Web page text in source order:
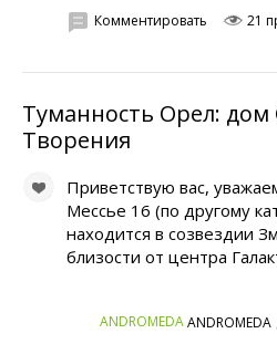
Комментировать 21
Туманность Орел: дом
Творения
Приветствую вас,
Мессье 16 (по другому
находится в созвездии
близости от центра
ANDROMEDAANDROMEDA